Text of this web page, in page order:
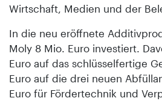
Wirtschaft, Medien und der
In die neu eröffnete
Moly 8 Mio. Euro investiert.
Euro auf das schlüsselfertige
Euro auf die drei neuen
Euro für Fördertechnik und